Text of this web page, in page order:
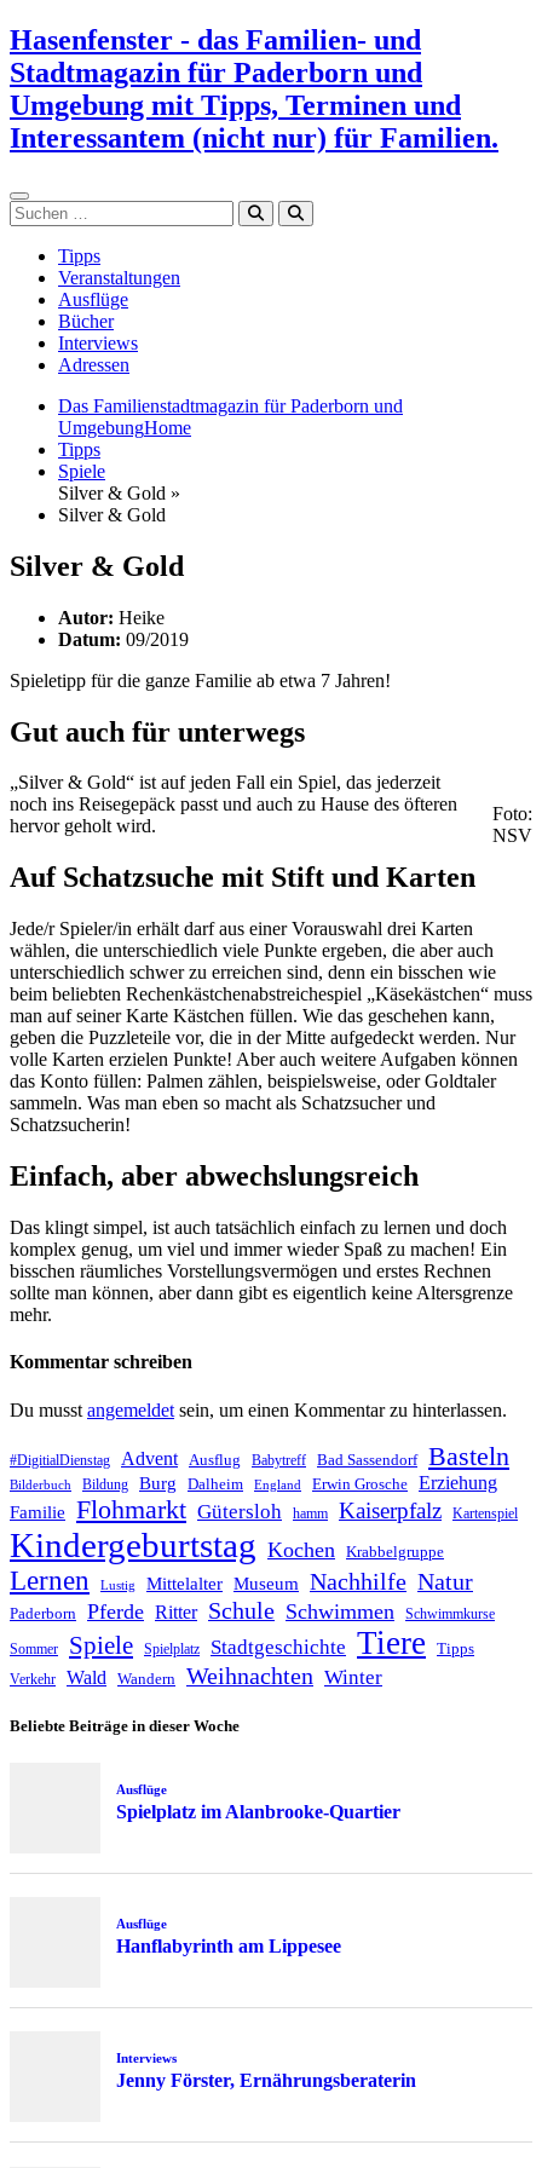
Zum
Inhalt
springen
Hasenfenster - das Familien- und
Stadtmagazin für Paderborn und
Umgebung mit Tipps, Terminen und
Interessantem (nicht nur) für Familien.
Suchen
Tipps
Veranstaltungen
Ausflüge
Bücher
Interviews
Adressen
Das Familienstadtmagazin für Paderborn und
UmgebungHome
Tipps
Spiele
Silver & Gold »
Silver & Gold
Silver & Gold
Autor: Heike
Datum: 09/2019
Spieletipp für die ganze Familie ab etwa 7 Jahren!
Gut auch für unterwegs
Foto:
NSV
„Silver & Gold“ ist auf jeden Fall ein Spiel, das jederzeit
noch ins Reisegepäck passt und auch zu Hause des öfteren
hervor geholt wird.
Auf Schatzsuche mit Stift und Karten
Jede/r Spieler/in erhält darf aus einer Vorauswahl drei Karten
wählen, die unterschiedlich viele Punkte ergeben, die aber auch
unterschiedlich schwer zu erreichen sind, denn ein bisschen wie
beim beliebten Rechenkästchenabstreichespiel „Käsekästchen“ muss
man auf seiner Karte Kästchen füllen. Wie das geschehen kann,
geben die Puzzleteile vor, die in der Mitte aufgedeckt werden. Nur
volle Karten erzielen Punkte! Aber auch weitere Aufgaben können
das Konto füllen: Palmen zählen, beispielsweise, oder Goldtaler
sammeln. Was man eben so macht als Schatzsucher und
Schatzsucherin!
Einfach, aber abwechslungsreich
Das klingt simpel, ist auch tatsächlich einfach zu lernen und doch
komplex genug, um viel und immer wieder Spaß zu machen! Ein
bisschen räumliches Vorstellungsvermögen und erstes Rechnen
sollte man können, aber dann gibt es eigentlich keine Altersgrenze
mehr.
Kommentar schreiben
Du musst angemeldet sein, um einen Kommentar zu hinterlassen.
#DigitialDienstag Advent Ausflug Babytreff Bad Sassendorf Basteln
Bilderbuch Bildung Burg Dalheim England Erwin Grosche Erziehung
Familie Flohmarkt Gütersloh hamm Kaiserpfalz Kartenspiel
Kindergeburtstag Kochen Krabbelgruppe
Lernen Lustig Mittelalter Museum Nachhilfe Natur
Paderborn Pferde Ritter Schule Schwimmen Schwimmkurse
Sommer Spiele Spielplatz Stadtgeschichte Tiere Tipps
Verkehr Wald Wandern Weihnachten Winter
Beliebte Beiträge in dieser Woche
Ausflüge
Spielplatz im Alanbrooke-Quartier
Ausflüge
Hanflabyrinth am Lippesee
Interviews
Jenny Förster, Ernährungsberaterin